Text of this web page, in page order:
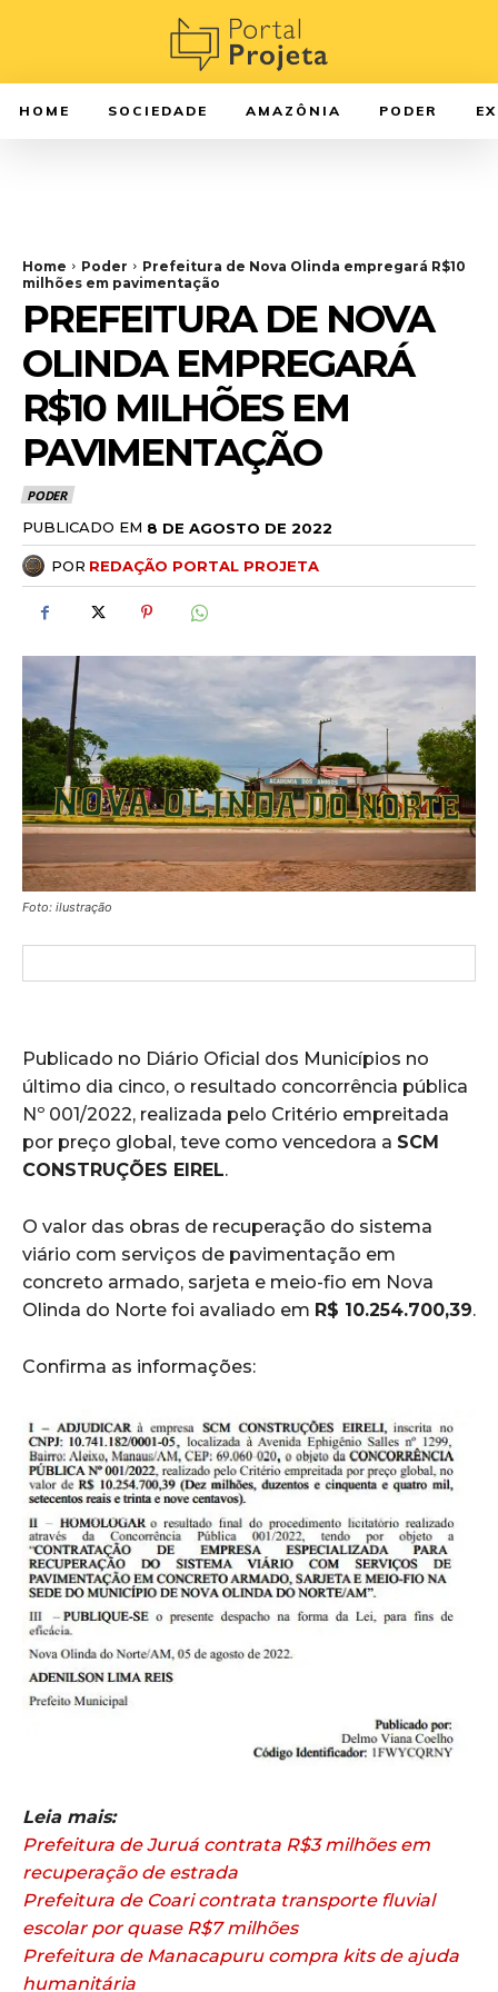
HOME SOCIEDADE AMAZÔNIA PODER
Home Poder
Prefeitura de Nova Olinda empregará R$10
milhões em pavimentação
PREFEITURA DE NOVA
OLINDA EMPREGARÁ
R$10 MILHÕES EM
PAVIMENTAÇÃO
PODER
PUBLICADO EM 8 DE AGOSTO DE 2022
POR REDAÇÃO PORTAL PROJETA
Foto: ilustração
Publicado no Diário Oficial dos Municípios no
último dia cinco, o resultado concorrência pública
Nº 001/2022, realizada pelo Critério empreitada
por preço global, teve como vencedora a SCM
CONSTRUÇÕES EIREL.
O valor das obras de recuperação do sistema
viário com serviços de pavimentação em
concreto armado, sarjeta e meio-fio em Nova
Olinda do Norte foi avaliado em R$ 10.254.700,39.
Confirma as informações:
Leia mais:
Prefeitura de Juruá contrata R$3 milhões em
recuperação de estrada
Prefeitura de Coari contrata transporte fluvial
escolar por quase R$7 milhões
Prefeitura de Manacapuru compra kits de ajuda
humanitária